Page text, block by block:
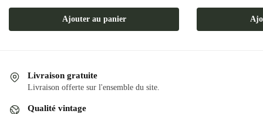
Ajouter au panier
Livraison gratuite
Livraison offerte sur l'ensemble du site.
Qualité vintage